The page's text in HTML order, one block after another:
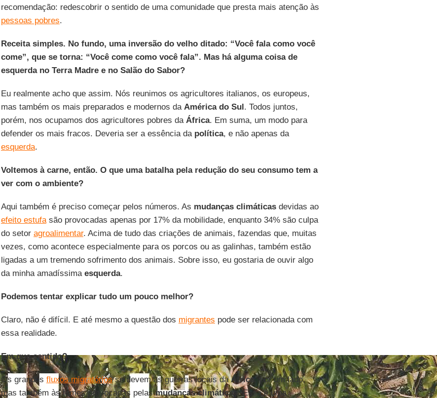
recomendação: redescobrir o sentido de uma comunidade que presta mais atenção às
pessoas pobres.
Receita simples. No fundo, uma inversão do velho ditado: “Você fala como você
come”, que se torna: “Você come como você fala”. Mas há alguma coisa de
esquerda no Terra Madre e no Salão do Sabor?
Eu realmente acho que assim. Nós reunimos os agricultores italianos, os europeus,
mas também os mais preparados e modernos da América do Sul. Todos juntos,
porém, nos ocupamos dos agricultores pobres da África. Em suma, um modo para
defender os mais fracos. Deveria ser a essência da política, e não apenas da
esquerda.
Voltemos à carne, então. O que uma batalha pela redução do seu consumo tem a
ver com o ambiente?
Aqui também é preciso começar pelos números. As mudanças climáticasdevidas ao
efeito estufasão provocadas apenas por 17% da mobilidade, enquanto 34% são culpa
do setor agroalimentar. Acima de tudo das criações de animais, fazendas que, muitas
vezes, como acontece especialmente para os porcos ou as galinhas, também estão
ligadas a um tremendo sofrimento dos animais. Sobre isso, eu gostaria de ouvir algo
da minha amadíssima esquerda.
Podemos tentar explicar tudo um pouco melhor?
Claro, não é difícil. E até mesmo a questão dos migrantes pode ser relacionada com
essa realidade.
Em que sentido?
Os grandes fluxos migratóriosse devem às guerras locais daÁfrica, por um lado,
mas também às fomes provocadas pelasmudanças climáticas. Essa é uma